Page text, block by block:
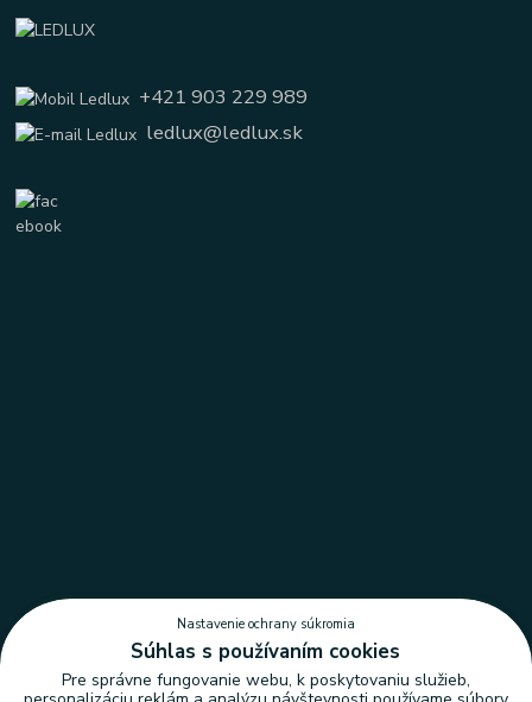
+421 903 229 989
ledlux@ledlux.sk
Nastavenie ochrany súkromia
Súhlas s používaním cookies
Pre správne fungovanie webu, k poskytovaniu služieb,